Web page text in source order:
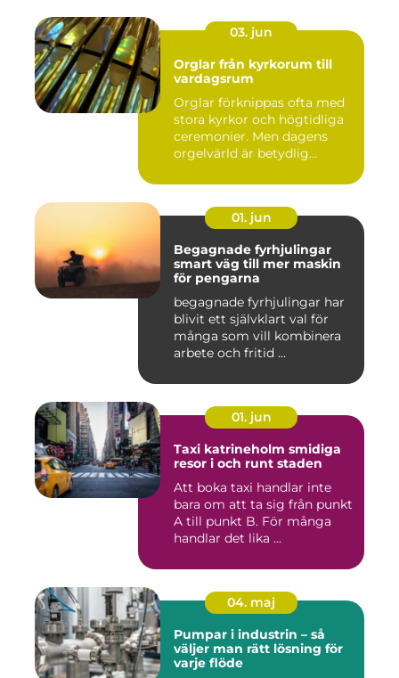
03. jun
Orglar från kyrkorum till
vardagsrum
Orglar förknippas ofta med
stora kyrkor och högtidliga
ceremonier. Men dagens
orgelvärld är betydlig...
01. jun
Begagnade fyrhjulingar
smart väg till mer maskin
för pengarna
begagnade fyrhjulingar har
blivit ett självklart val för
många som vill kombinera
arbete och fritid ...
01. jun
Taxi katrineholm smidiga
resor i och runt staden
Att boka taxi handlar inte
bara om att ta sig från punkt
A till punkt B. För många
handlar det lika ...
04. maj
Pumpar i industrin – så
väljer man rätt lösning för
varje flöde